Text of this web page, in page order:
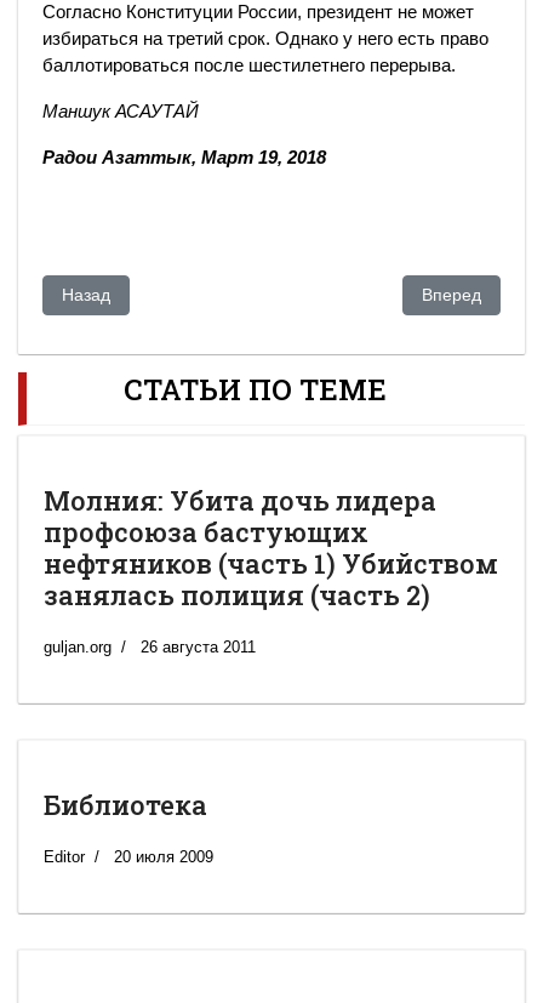
Согласно Конституции России, президент не может
избираться на третий срок. Однако у него есть право
баллотироваться после шестилетнего перерыва.
Маншук АСАУТАЙ
Радои Азаттык, Март 19, 2018
Предыдущий: Бывший болашаковец требует от Назарбаева
Назад Следующий:
Вперед
СТАТЬИ ПО ТЕМЕ
Молния: Убита дочь лидера
профсоюза бастующих
нефтяников (часть 1) Убийством
занялась полиция (часть 2)
guljan.org 26 августа 2011
Библиотека
Editor 20 июля 2009